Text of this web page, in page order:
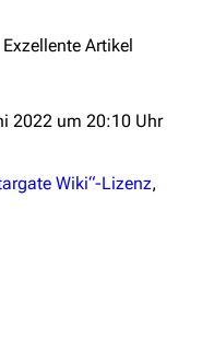
des
Exzellente Artikel
2022 um 20:10 Uhr
Wiki“-Lizenz,